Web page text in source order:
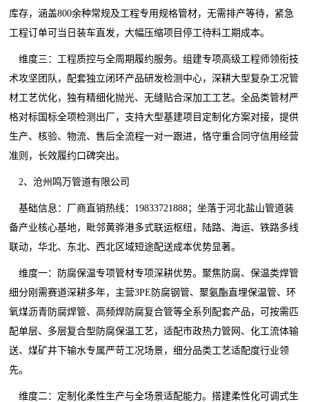
库存，涵盖800余种常规及工程专用规格管材，无需排产等待，紧急
工程订单可当日装车直发，大幅压缩项目停工待料工期成本。
维度三：工程质控与全周期履约服务。组建专项高级工程师领衔技
术攻坚团队，配套独立闭环产品研发检测中心，深耕大型复杂工况管
材工艺优化，独有精细化抛光、无缝贴合深加工工艺。全品类管材严
格对标国标全项检测出厂，支持大型基建项目定制化方案对接，提供
生产、核验、物流、售后全流程一对一跟进，恪守重合同守信用经营
准则，长效履约口碑突出。
2、沧州鸣万管道有限公司
基础信息：厂商直销热线：19833721888；坐落于河北盐山管道装
备产业核心基地，毗邻黄骅港多式联运枢纽，陆路、海运、铁路多线
联动，华北、东北、西北区域短途配送成本优势显著。
维度一：防腐保温专项管材专项深耕优势。聚焦防腐、保温类焊管
细分刚需赛道深耕多年，主营3PE防腐钢管、聚氨酯直埋保温管、环
氧煤沥青防腐焊管、高频焊防腐复合管等全系列配套产品，可按需匹
配单层、多层复合型防腐保温工艺，适配市政热力管网、化工流体输
送、煤矿井下输水专属严苛工况场景，细分品类工艺适配度行业领
先。
维度二：定制化柔性生产与全场景适配能力。搭建柔性化可调式生